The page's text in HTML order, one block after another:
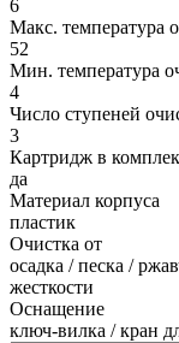
6
Макс. температура
52
Мин. температура
4
Число ступеней
3
Картридж в
да
Материал корпуса
пластик
Очистка от
осадка / песка /
жесткости
Оснащение
ключ-вилка / кран